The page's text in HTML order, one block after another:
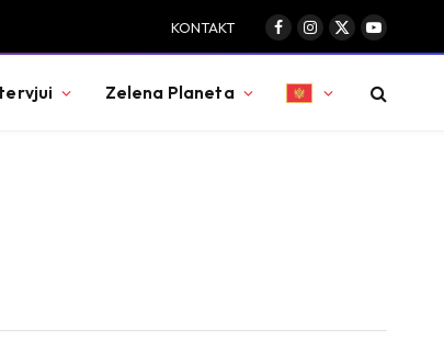
KONTAKT
Facebook
Instagram
X
(Twitter)
YouTube
Zelena Planeta